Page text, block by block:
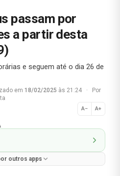
passam por
a partir desta
e seguem até o dia 26 de
em 18/02/2025 às 21:24 ·
Por
A− A+
Normal
outros apps